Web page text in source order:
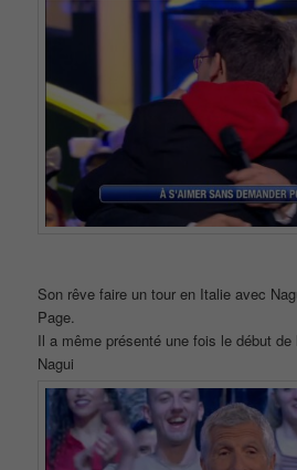
Son rêve faire un tour en Italie avec
Page.
Il a même présenté une fois le début de
Nagui